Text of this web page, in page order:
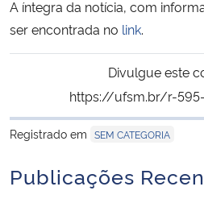
Ministério do Meio Ambiente
Ministério do Turismo
Ministério do Desenvolvimento Regional
Controladoria-Geral da União
Ministério da Mulher, da Família e dos
A íntegra da notícia, com
ser encontrada no link.
Divulgue este
https://ufsm.br/r-
Registrado em SEM CATEGORIA
Publicações